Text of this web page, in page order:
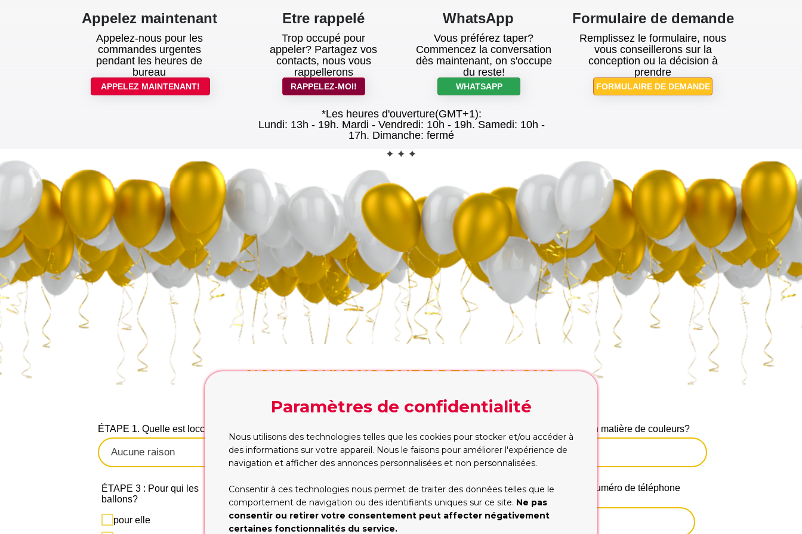
*Les heures d'ouverture(GMT+1):
Lundi: 13h - 19h. Mardi - Vendredi: 10h - 19h. Samedi: 10h -
17h. Dimanche: fermé
Formulaire de demande
Remplissez le formulaire, nous
vous conseillerons sur la
conception ou la décision à
prendre
FORMULAIRE DE DEMANDE
Etre rappelé
Trop occupé pour
appeler? Partagez vos
contacts, nous vous
rappellerons
RAPPELEZ-MOI!
Appelez maintenant
Appelez-nous pour les
commandes urgentes
pendant les heures de
bureau
APPELEZ MAINTENANT!
CONTACT
WhatsApp
Vous préférez taper?
Commencez la conversation
dès maintenant, on s'occupe
du reste!
WHATSAPP
NOUS POUVONS FAIRE DES BALLONS
SUR MESURE SELON VOS SOUHAITS!
ÉTAPE 1. Quelle est loccasion ? ÉTAPE 2. Avez-vous une préférence en matière de couleurs?
ÉTAPE 3 : Pour qui les
ballons?
pour elle
ÉTAPE 4. Quel est votre budget?
300
ÉTAPE 5. Votre nom, numéro de téléphone
et email
Paramètres de confidentialité
Nous utilisons des technologies telles que les cookies pour stocker et/ou accéder à
des informations sur votre appareil. Nous le faisons pour améliorer l'expérience de
navigation et afficher des annonces personnalisées et non personnalisées.
Consentir à ces technologies nous permet de traiter des données telles que le
comportement de navigation ou des identifiants uniques sur ce site. Ne pas
consentir ou retirer votre consentement peut affecter négativement
certaines fonctionnalités du service.